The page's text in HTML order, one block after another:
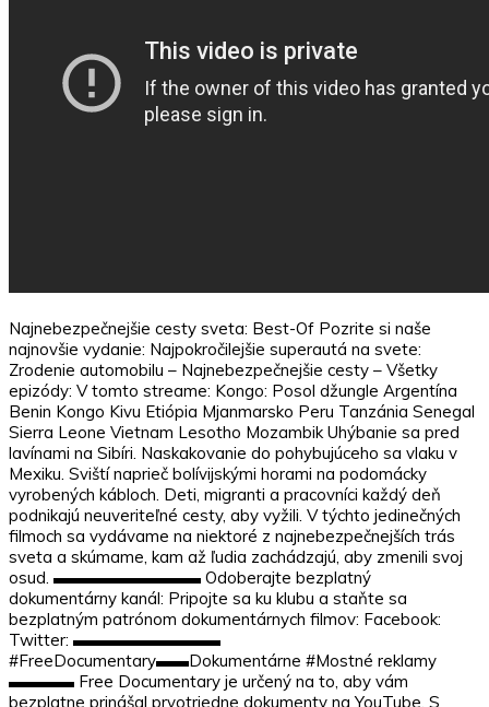
Najnebezpečnejšie cesty sveta: Best-Of Pozrite si naše
najnovšie vydanie: Najpokročilejšie superautá na svete:
Zrodenie automobilu – Najnebezpečnejšie cesty – Všetky
epizódy: V tomto streame: Kongo: Posol džungle Argentína
Benin Kongo Kivu Etiópia Mjanmarsko Peru Tanzánia Senegal
Sierra Leone Vietnam Lesotho Mozambik Uhýbanie sa pred
lavínami na Sibíri. Naskakovanie do pohybujúceho sa vlaku v
Mexiku. Sviští naprieč bolívijskými horami na podomácky
vyrobených kábloch. Deti, migranti a pracovníci každý deň
podnikajú neuveriteľné cesty, aby vyžili. V týchto jedinečných
filmoch sa vydávame na niektoré z najnebezpečnejších trás
sveta a skúmame, kam až ľudia zachádzajú, aby zmenili svoj
osud. ▬▬▬▬▬▬▬▬▬ Odoberajte bezplatný
dokumentárny kanál: Pripojte sa ku klubu a staňte sa
bezplatným patrónom dokumentárnych filmov: Facebook:
Twitter: ▬▬▬▬▬▬▬▬▬
#FreeDocumentary▬▬Dokumentárne #Mostné reklamy
▬▬▬▬ Free Documentary je určený na to, aby vám
bezplatne prinášal prvotriedne dokumenty na YouTube. S